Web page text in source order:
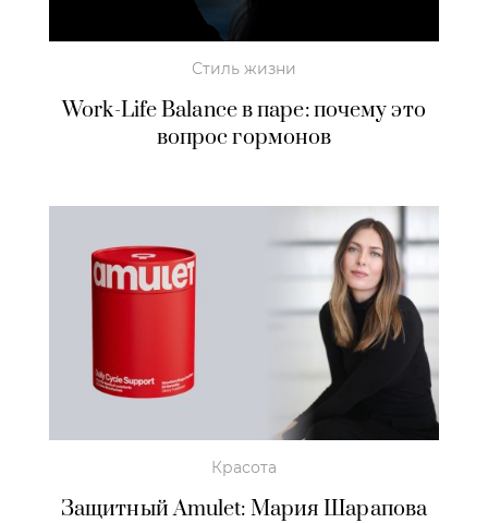
Стиль жизни
Work-Life Balance в паре: почему это
вопрос гормонов
Красота
Защитный Amulet: Мария Шарапова